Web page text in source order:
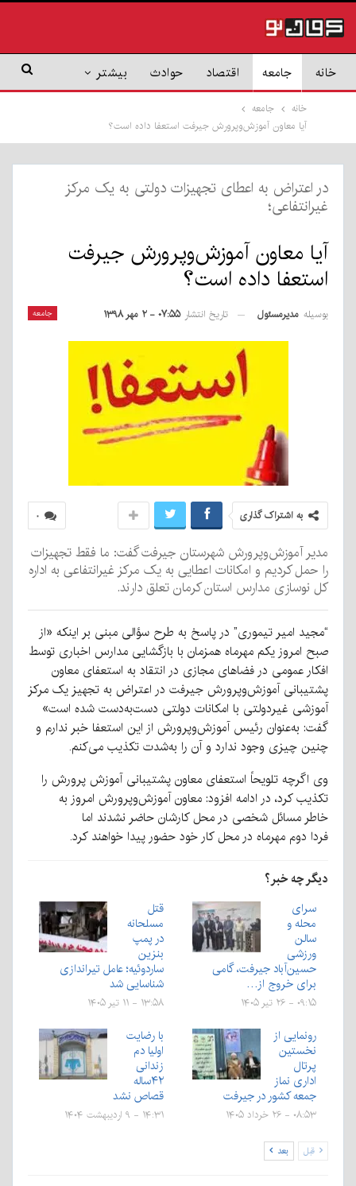
خانه جامعه اقتصاد حوادث بیشتر
خانه
جامعه
آیا معاون آموزش‌وپرورش جیرفت استعفا داده است؟
در اعتراض به اعطای تجهیزات دولتی به یک مرکز
غیرانتفاعی؛
آیا معاون آموزش‌وپرورش جیرفت
استعفا داده است؟
جامعه بوسیله مدیرمسئول تاریخ انتشار ۰۷:۵۵ - ۲ مهر ۱۳۹۸
۰ به اشتراک گذاری
مدیر آموزش‌وپرورش شهرستان جیرفت گفت: ما فقط تجهیزات
را حمل کردیم و امکانات اعطایی به یک مرکز غیرانتفاعی به اداره
کل نوسازی مدارس استان کرمان تعلق دارند.
“مجید امیر تیموری” در پاسخ به طرح سؤالی مبنی بر اینکه «از
صبح امروز یکم مهرماه همزمان با بازگشایی مدارس اخباری توسط
افکار عمومی در فضاهای مجازی در انتقاد به استعفای معاون
پشتیبانی آموزش‌وپرورش جیرفت در اعتراض به تجهیز یک مرکز
آموزشی غیردولتی با امکانات دولتی دست‌به‌دست شده است»
گفت: به‌عنوان رئیس آموزش‌وپرورش از این استعفا خبر ندارم و
چنین چیزی وجود ندارد و آن را به‌شدت تکذیب می‌کنم.
وی اگرچه تلویحاً استعفای معاون پشتیبانی آموزش پرورش را
تکذیب کرد، در ادامه افزود: معاون آموزش‌وپرورش امروز به
خاطر مسائل شخصی در محل کارشان حاضر نشدند اما
فردا دوم مهرماه در محل کار خود حضور پیدا خواهند کرد.
دیگر چه خبر؟
سرای
محله و
سالن
ورزشی
حسین‌آباد جیرفت، گامی
برای خروج از…
۰۹:۱۵ - ۲۶ تیر ۱۴۰۵
قتل
مسلحانه
در پمپ
بنزین
ساردوئیه؛ عامل تیراندازی
شناسایی شد
۱۳:۵۸ - ۱۱ تیر ۱۴۰۵
رونمایی از
نخستین
پرتال
اداری نماز
جمعه کشور در جیرفت
۰۸:۵۳ - ۲۶ خرداد ۱۴۰۵
با رضایت
اولیا دم
زندانی
۴۲ساله
قصاص نشد
۱۴:۳۱ - ۹ اردیبهشت ۱۴۰۴
قبل بعد